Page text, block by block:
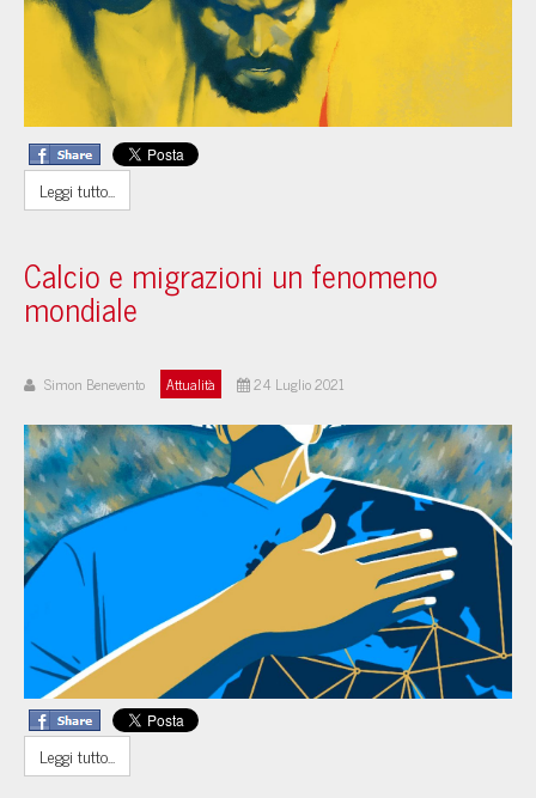
Leggi tutto...
Calcio e migrazioni un fenomeno
mondiale
Simon Benevento Attualità 24 Luglio 2021
Leggi tutto...